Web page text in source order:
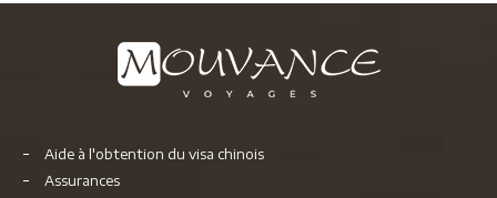
Aide à l'obtention du visa chinois
Assurances